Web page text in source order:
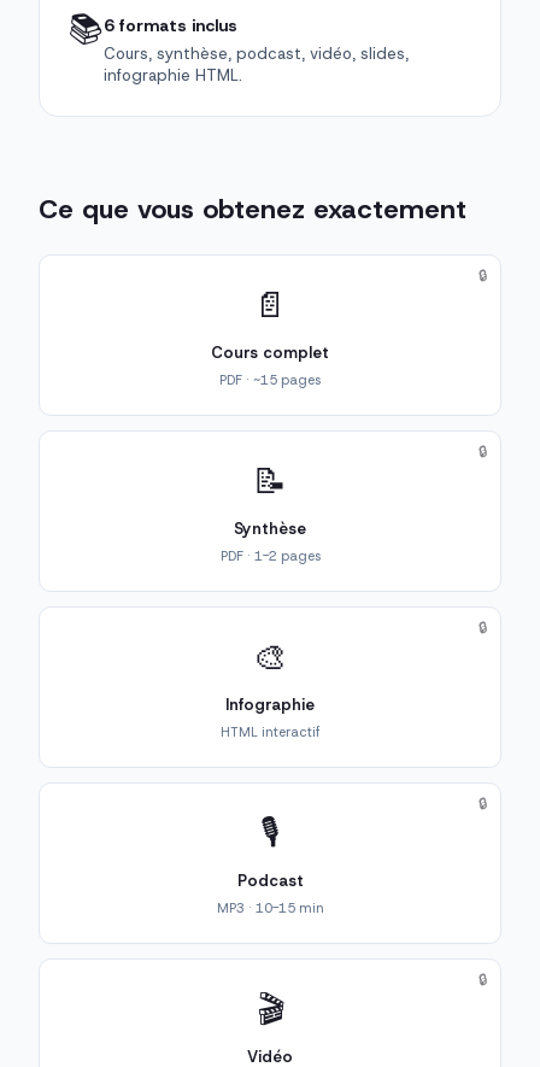
📚6 formats inclus
Cours, synthèse, podcast, vidéo, slides,
infographie HTML.
Ce que vous obtenez exactement
📄
Cours complet
PDF · ~15 pages
🔒
📝
Synthèse
PDF · 1-2 pages
🔒
🎨
Infographie
HTML interactif
🔒
🎙️
Podcast
MP3 · 10-15 min
🔒
🎬
Vidéo
🔒